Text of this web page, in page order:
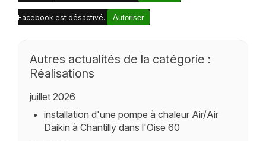
Facebook est désactivé. Autoriser
Autres actualités de la catégorie :
Réalisations
juillet 2026
installation d'une pompe à chaleur Air/Air
Daikin à Chantilly dans l'Oise 60